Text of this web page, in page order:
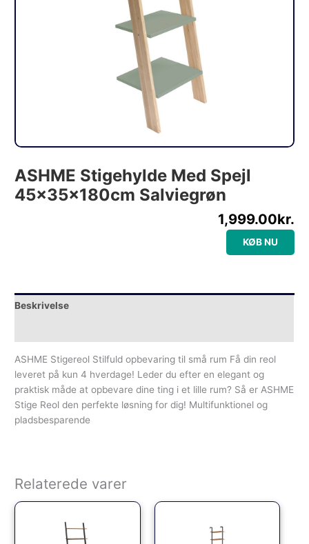
ASHME Stigehylde Med Spejl
45x35x180cm Salviegrøn
1,999.00kr.
KØB NU
Beskrivelse
ASHME Stigereol Stilfuld opbevaring til små rum Få din reol
leveret på kun 4 hverdage! Leder du efter en elegant og
praktisk måde at opbevare dine ting i et lille rum? Så er ASHME
Stige Reol den perfekte løsning for dig! Multifunktionel og
pladsbesparende
Relaterede varer